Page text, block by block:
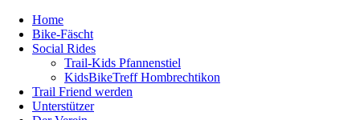
Home
Bike-Fäscht
Social Rides
Trail-Kids Pfannenstiel
KidsBikeTreff Hombrechtikon
Trail Friend werden
Unterstützer